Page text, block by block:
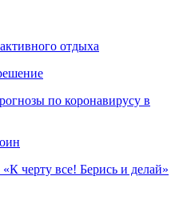
отдыха
по коронавирусу в
черту все! Берись и делай»